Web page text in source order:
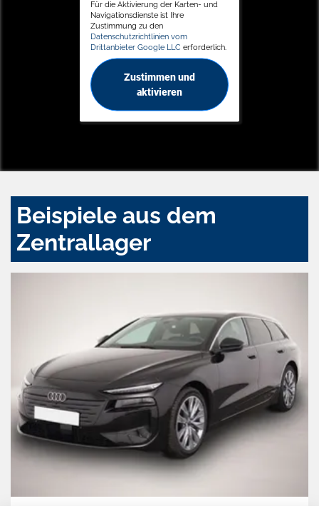
Für die Aktivierung der Karten- und
Navigationsdienste ist Ihre
Zustimmung zu den
Datenschutzrichtlinien vom
Drittanbieter Google LLC erforderlich.
Zustimmen und
aktivieren
Beispiele aus dem
Zentrallager